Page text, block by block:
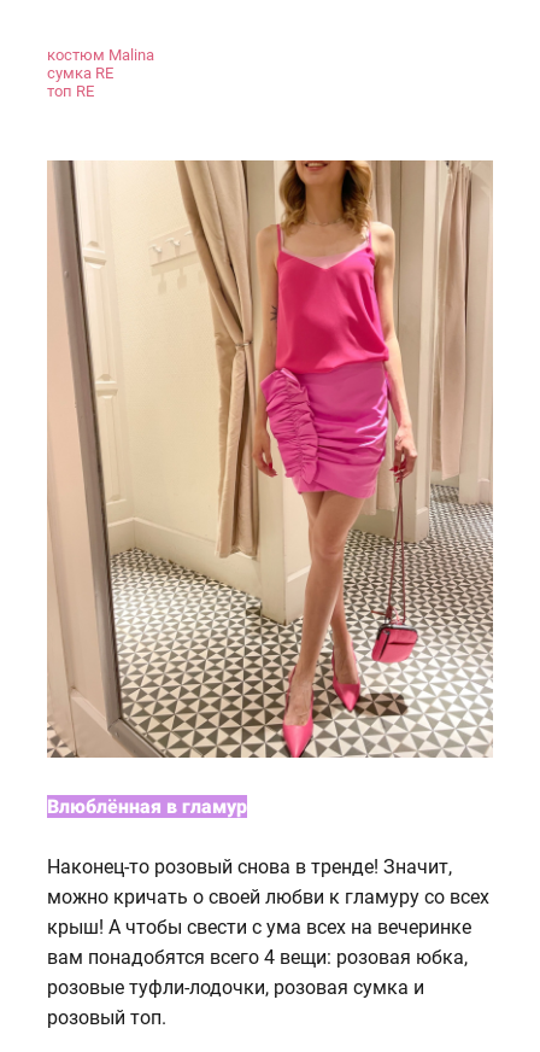
костюм Malina
сумка RE
топ RE
Влюблённая в гламур
Наконец-то розовый снова в тренде! Значит,
можно кричать о своей любви к гламуру со всех
крыш! А чтобы свести с ума всех на вечеринке
вам понадобятся всего 4 вещи: розовая юбка,
розовые туфли-лодочки, розовая сумка и
розовый топ.